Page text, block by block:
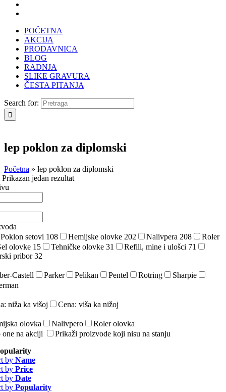
POČETNA
AKCIJA
PRODAVNICA
BLOG
RADNJA
SLIKE GRAVURA
ČESTA PITANJA
Search for:
lep poklon za diplomski
Početna » lep poklon za diplomski
Prikazan jedan rezultat
Poklon setovi 108 Hemijske olovke 202 Nalivpera 208
Roler
olovke 15 Tehničke olovke 31 Refili, mine i ulošci 71
pribor32
Castell Parker Pelikan Pentel Rotring
Sharpie
niža ka višoj Cena: viša ka nižoj
olovka Nalivpero
Roler olovka
one na akciji
Prikaži proizvode koji nisu na stanju
by Name
by Price
by Date
by Popularity